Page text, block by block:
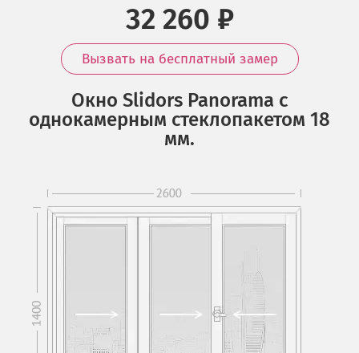
32 260 ₽
Вызвать на бесплатный замер
Окно Slidors Panorama с
однокамерным стеклопакетом 18
мм.